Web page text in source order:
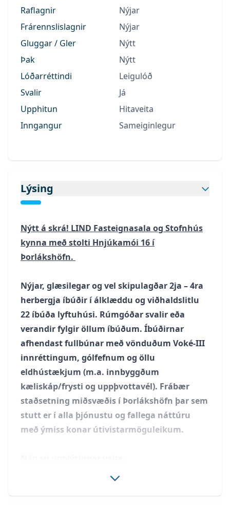
Raflagnir
Nýjar
Frárennslislagnir
Nýjar
Gluggar / Gler
Nýtt
Þak
Nýtt
Lóðarréttindi
Leigulóð
Svalir
Já
Upphitun
Hitaveita
Inngangur
Sameiginlegur
Lýsing
Nýtt á skrá! LIND Fasteignasala og Stofnhús
kynna með stolti Hnjúkamói 16 í
Þorlákshöfn.
Nýjar, glæsilegar og vel skipulagðar 2ja – 4ra
herbergja íbúðir í álklæddu og viðhaldslitlu
22 íbúða lyftuhúsi. Rúmgóðar svalir eða
verandir fylgir öllum íbúðum. Íbúðirnar
afhendast fullbúnar með vönduðum Voké-III
innréttingum, gólfefnum og öllu
eldhústækjum (m.a. innbyggðum
kæliskáp/frysti og uppþvottavél). Frábær
staðsetning miðsvæðis í Þorlákshöfn þar sem
stutt er í alla þjónustu og fallega náttúru
með ýmiss konar útivistarmöguleikum.